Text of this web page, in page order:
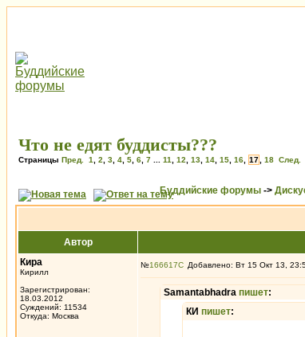
Что не едят буддисты???
Страницы Пред. 1 2 3 4 5 6 7 11 12 13 14 15 16 17 18 След.
Буддийские форумы ->
Автор
Кира
Кирилл
Зарегистрирован:
18.03.2012
Суждений: 11534
Откуда: Москва
№166617 Добавлено: Вт 15 Окт 13,
Samantabhadra пишет:
КИ пишет: